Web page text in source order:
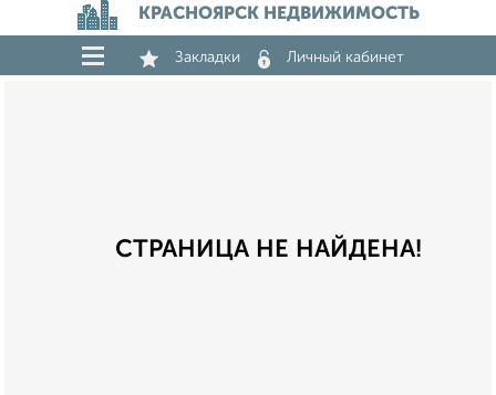
КРАСНОЯРСК НЕДВИЖИМОСТЬ
Закладки Личный кабинет
СТРАНИЦА НЕ НАЙДЕНА!